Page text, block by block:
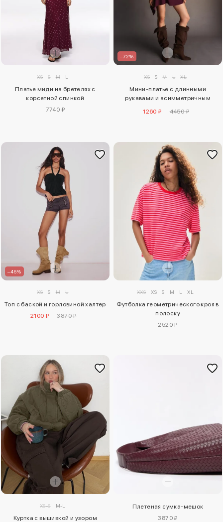
XS S M L
Платье миди на бретелях с
корсетной спинкой
7740 ₽
–72%
XS S M L XL
Мини-платье с длинными
рукавами и асимметричным
1260 ₽ 4450 ₽
–46%
XS S M L
Топ с баской и горловиной халтер
2100 ₽
3870 ₽
XXS XS S M L XL
Футболка геометрического кроя в
полоску
2520 ₽
XS-S M-L
Куртка с вышивкой и узором
Плетеная сумка-мешок
3870 ₽